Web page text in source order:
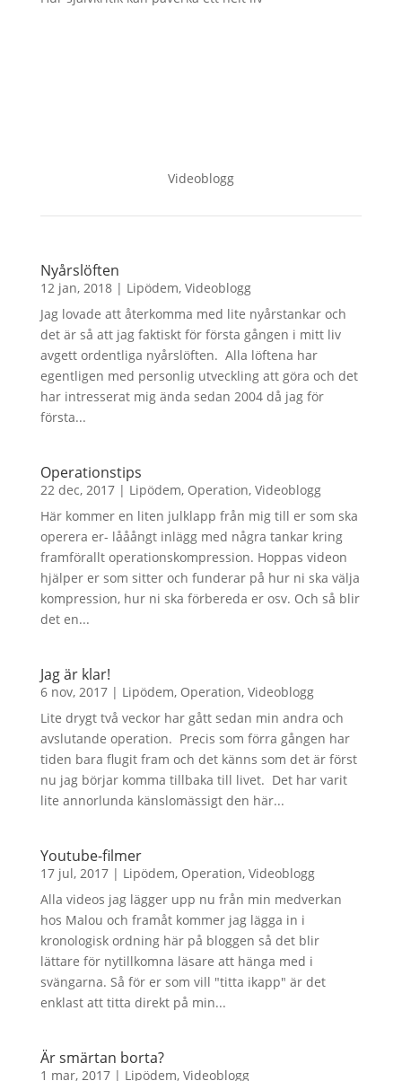
Videoblogg
Nyårslöften
12 jan, 2018| Lipödem, Videoblogg
Jag lovade att återkomma med lite nyårstankar och
det är så att jag faktiskt för första gången i mitt liv
avgett ordentliga nyårslöften. Alla löftena har
egentligen med personlig utveckling att göra och det
har intresserat mig ända sedan 2004 då jag för
första...
Operationstips
22 dec, 2017| Lipödem, Operation, Videoblogg
Här kommer en liten julklapp från mig till er som ska
operera er- lååångt inlägg med några tankar kring
framförallt operationskompression. Hoppas videon
hjälper er som sitter och funderar på hur ni ska välja
kompression, hur ni ska förbereda er osv. Och så blir
det en...
Jag är klar!
6 nov, 2017| Lipödem, Operation, Videoblogg
Lite drygt två veckor har gått sedan min andra och
avslutande operation. Precis som förra gången har
tiden bara flugit fram och det känns som det är först
nu jag börjar komma tillbaka till livet. Det har varit
lite annorlunda känslomässigt den här...
Youtube-filmer
17 jul, 2017| Lipödem, Operation, Videoblogg
Alla videos jag lägger upp nu från min medverkan
hos Malou och framåt kommer jag lägga in i
kronologisk ordning här på bloggen så det blir
lättare för nytillkomna läsare att hänga med i
svängarna. Så för er som vill "titta ikapp" är det
enklast att titta direkt på min...
Är smärtan borta?
1 mar, 2017| Lipödem, Videoblogg